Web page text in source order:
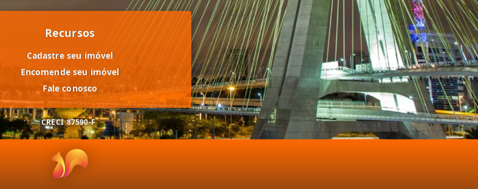
Recursos
Cadastre seu imóvel
Encomende seu imóvel
Fale conosco
CRECI 87590-F